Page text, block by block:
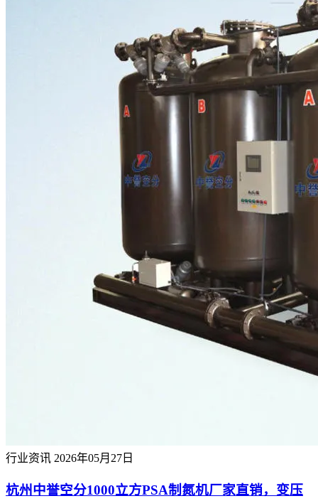
行业资讯 2026年05月27日
杭州中誉空分1000立方PSA制氮机厂家直销，变压